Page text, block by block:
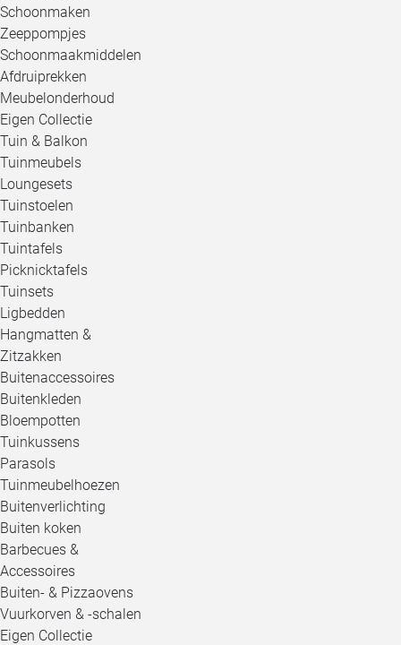
Schoonmaken
Zeeppompjes
Schoonmaakmiddelen
Afdruiprekken
Meubelonderhoud
Eigen Collectie
Tuin & Balkon
Tuinmeubels
Loungesets
Tuinstoelen
Tuinbanken
Tuintafels
Picknicktafels
Tuinsets
Ligbedden
Hangmatten &
Zitzakken
Buitenaccessoires
Buitenkleden
Bloempotten
Tuinkussens
Parasols
Tuinmeubelhoezen
Buitenverlichting
Buiten koken
Barbecues &
Accessoires
Buiten- & Pizzaovens
Vuurkorven & -schalen
Eigen Collectie